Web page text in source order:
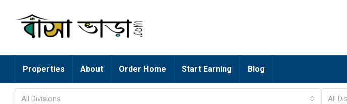
Properties About Order Home Start Earning Blog
All Divisions All